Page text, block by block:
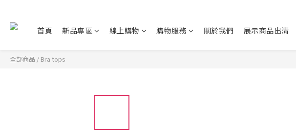
首頁 新品專區 線上購物 購物服務 關於我們 展示商品出清
全部商品 / Bra tops